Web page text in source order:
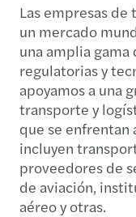
Las empresas
un mercado
una amplia gama
regulatorias y
apoyamos a una
transporte y
que se enfrentan
incluyen
proveedores de
de aviación,
aéreo y otras.